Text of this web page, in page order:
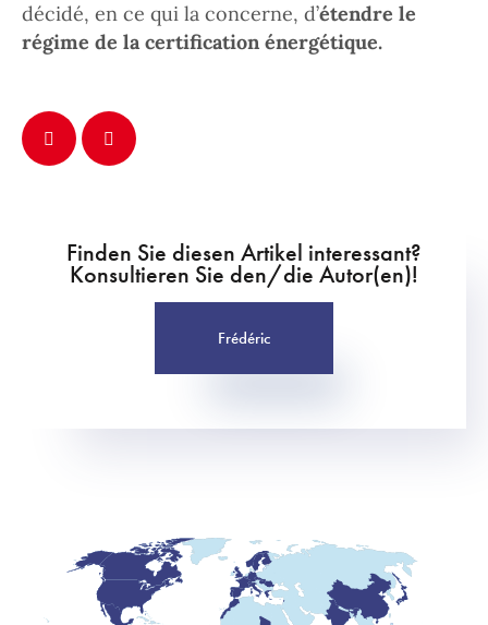
décidé, en ce qui la concerne, d’étendre le
régime de la certification énergétique.
Finden Sie diesen Artikel interessant?
Konsultieren Sie den/die Autor(en)!
Frédéric